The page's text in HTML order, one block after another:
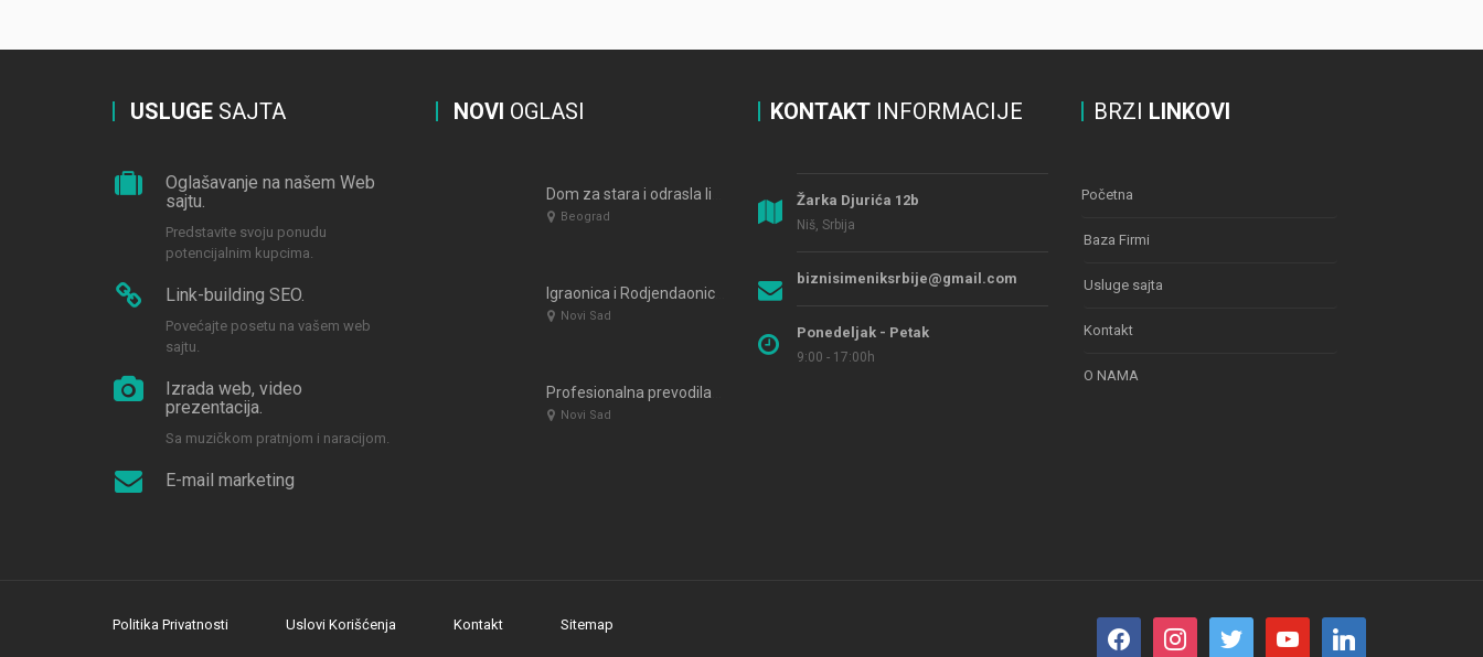
USLUGE SAJTA
Oglašavanje na našem Web
sajtu.
Predstavite svoju ponudu
potencijalnim kupcima.
Link-building SEO.
Povećajte posetu na vašem web
sajtu.
Izrada web, video
prezentacija.
Sa muzičkom pratnjom i naracijom.
E-mail marketing
NOVI OGLASI
Beograd
Igraonica i Rodjendaonica COSMO LAND Novi Sad
Novi Sad
Novi Sad
KONTAKT INFORMACIJE
Žarka Djurića 12b
Niš, Srbija
biznisimeniksrbije@gmail.com
Ponedeljak - Petak
9:00 - 17:00h
BRZI LINKOVI
Početna
Baza Firmi
Usluge sajta
Kontakt
O NAMA
Politika Privatnosti Uslovi Korišćenja Kontakt Sitemap